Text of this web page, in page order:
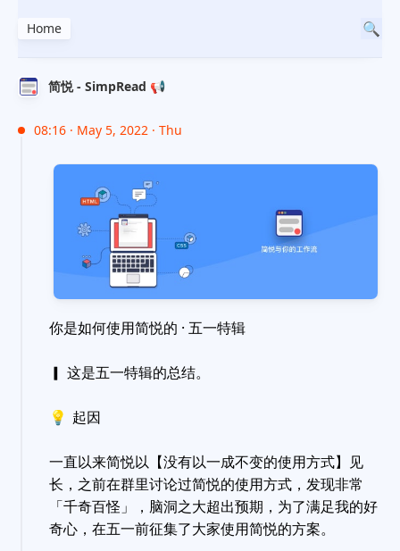
简悦 - SimpRead 📢
08:16 · May 5, 2022 · Thu
你是如何使用简悦的 · 五一特辑
▎ 这是五一特辑的总结。
💡 起因
一直以来简悦以【没有以一成不变的使用方式】见
长，之前在群里讨论过简悦的使用方式，发现非常
「千奇百怪」，脑洞之大超出预期，为了满足我的好
奇心，在五一前征集了大家使用简悦的方案。
Home